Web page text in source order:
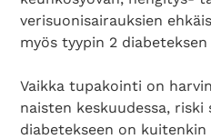
verisuonisairauksien
myös tyypin 2 diabeteksen
Vaikka tupakointi on
naisten keskuudessa,
diabetekseen on